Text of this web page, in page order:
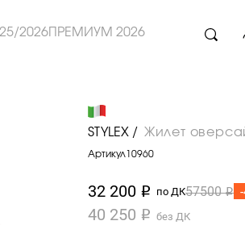
2026 ПРЕМИУМ 2026
STYLEX / Жилет
Артикул10960
32 200 i по ДК57500 i
40 250 i без ДК